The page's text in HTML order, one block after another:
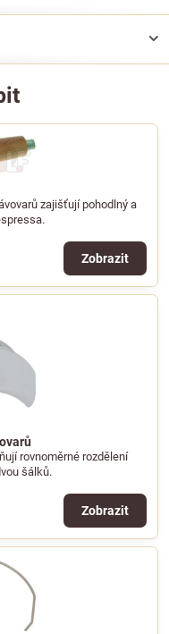
zajišťují pohodlný a
Zobrazit
rovnoměrné rozdělení
šálků.
Zobrazit